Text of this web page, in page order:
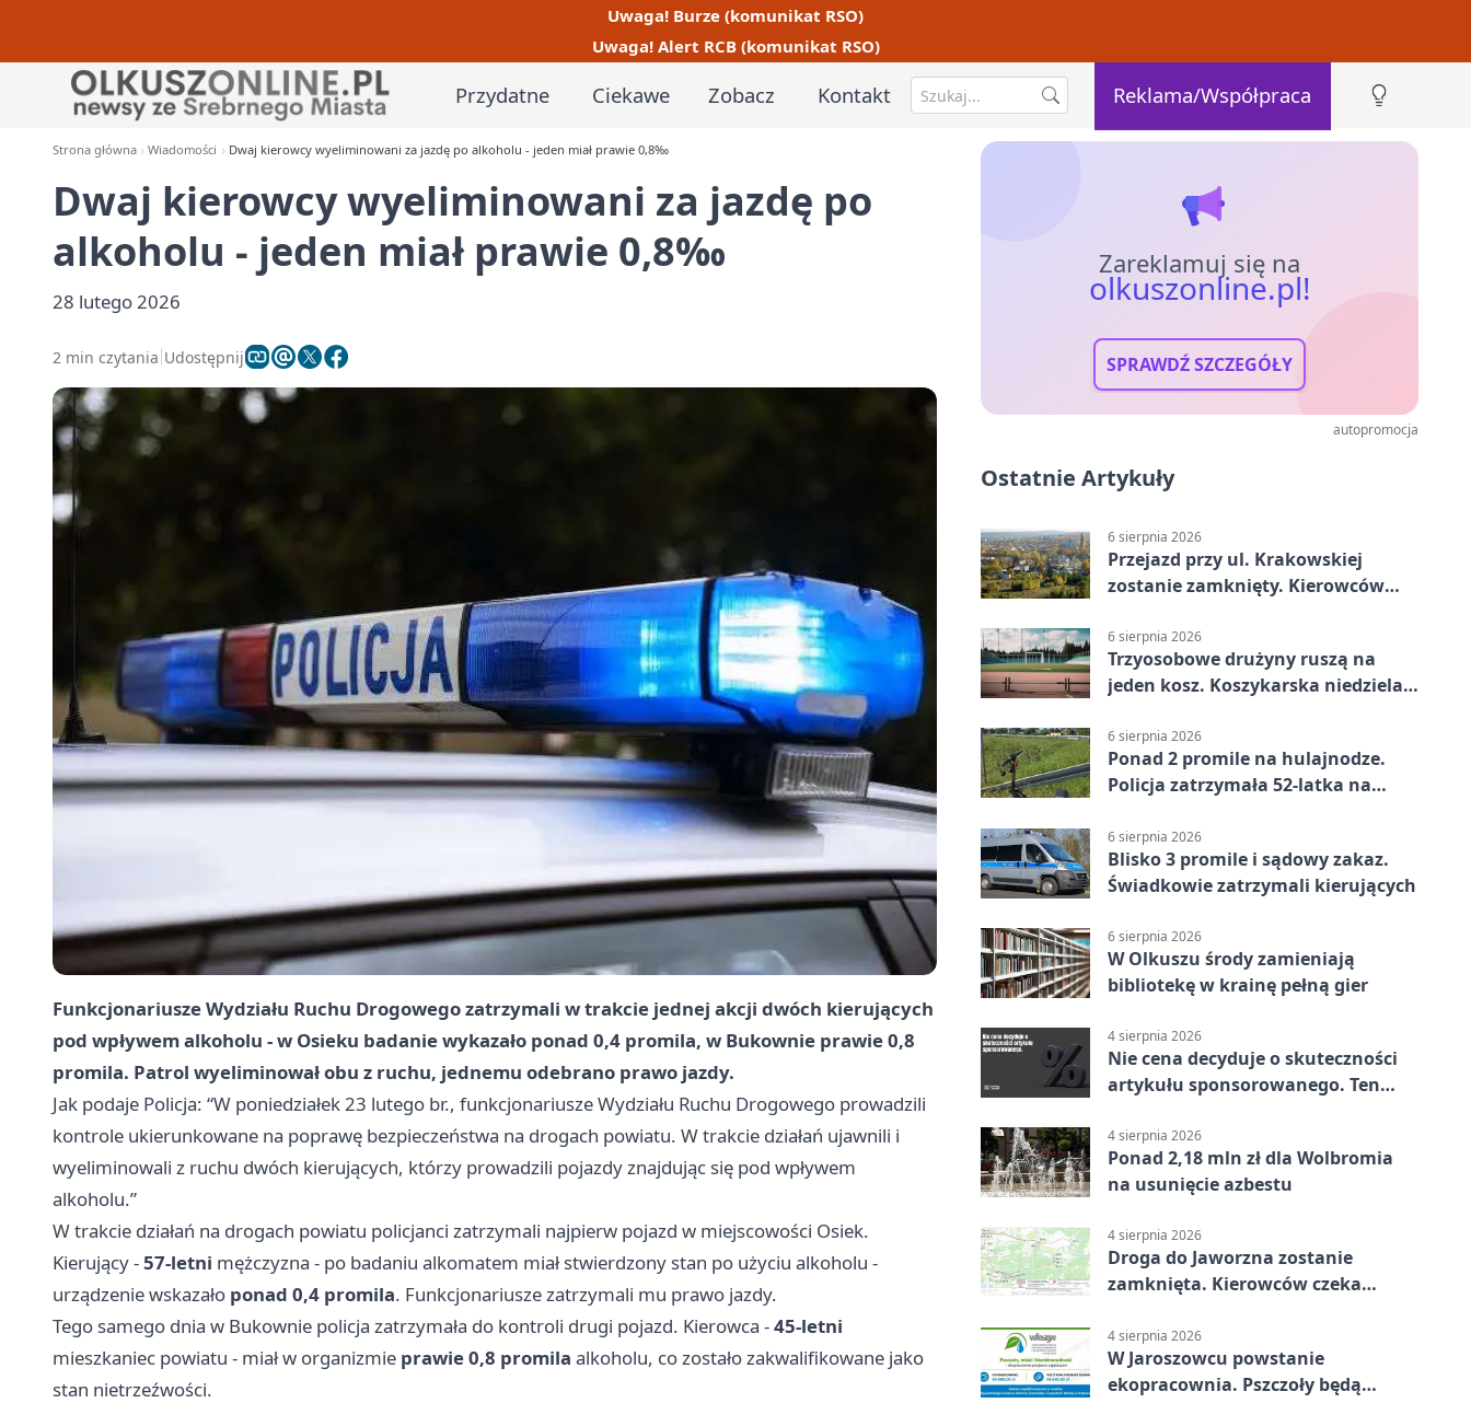
Uwaga! Burze (komunikat RSO)
Uwaga! Alert RCB (komunikat RSO)
Przydatne Ciekawe Zobacz Kontakt Reklama/Współpraca
Strona główna Wiadomości Dwaj kierowcy wyeliminowani za jazdę po alkoholu - jeden miał prawie 0,8‰
Dwaj kierowcy wyeliminowani za jazdę po
alkoholu - jeden miał prawie 0,8‰
28 lutego 2026
2 min czytania Udostępnij
Funkcjonariusze Wydziału Ruchu Drogowego zatrzymali w trakcie jednej akcji dwóch kierujących
pod wpływem alkoholu - w Osieku badanie wykazało ponad 0,4 promila, w Bukownie prawie 0,8
promila. Patrol wyeliminował obu z ruchu, jednemu odebrano prawo jazdy.
Jak podaje Policja: “W poniedziałek 23 lutego br., funkcjonariusze Wydziału Ruchu Drogowego prowadzili
kontrole ukierunkowane na poprawę bezpieczeństwa na drogach powiatu. W trakcie działań ujawnili i
wyeliminowali z ruchu dwóch kierujących, którzy prowadzili pojazdy znajdując się pod wpływem
alkoholu.”
W trakcie działań na drogach powiatu policjanci zatrzymali najpierw pojazd w miejscowości Osiek.
Kierujący -57-letni mężczyzna - po badaniu alkomatem miał stwierdzony stan po użyciu alkoholu -
urządzenie wskazało ponad 0,4 promila. Funkcjonariusze zatrzymali mu prawo jazdy.
Tego samego dnia w Bukownie policja zatrzymała do kontroli drugi pojazd. Kierowca -45-letni
mieszkaniec powiatu - miał w organizmie prawie 0,8 promila alkoholu, co zostało zakwalifikowane jako
stan nietrzeźwości.
Zareklamuj się na
olkuszonline.pl!
SPRAWDŹ SZCZEGÓŁY
autopromocja
Ostatnie Artykuły
6 sierpnia 2026
Przejazd przy ul. Krakowskiej
zostanie zamknięty. Kierowców
6 sierpnia 2026
Trzyosobowe drużyny ruszą na
jeden kosz. Koszykarska niedziela
6 sierpnia 2026
Ponad 2 promile na hulajnodze.
Policja zatrzymała 52-latka na
6 sierpnia 2026
Blisko 3 promile i sądowy zakaz.
Świadkowie zatrzymali kierujących
6 sierpnia 2026
W Olkuszu środy zamieniają
bibliotekę w krainę pełną gier
4 sierpnia 2026
Nie cena decyduje o skuteczności
artykułu sponsorowanego. Ten
4 sierpnia 2026
Ponad 2,18 mln zł dla Wolbromia
na usunięcie azbestu
4 sierpnia 2026
Droga do Jaworzna zostanie
zamknięta. Kierowców czeka
4 sierpnia 2026
W Jaroszowcu powstanie
ekopracownia. Pszczoły będą